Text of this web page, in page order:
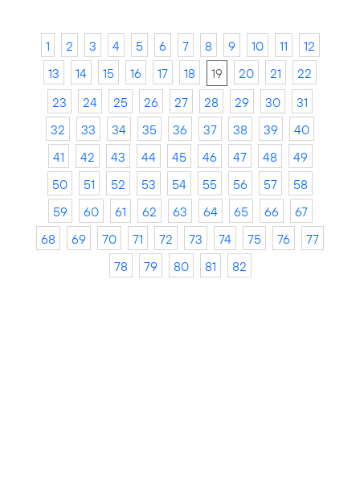
1 2 3 4 5 6 7 8 9 10 11
12
13
14 15 16 17 18 19 20 21
22
23
24 25 26 27 28 29 30
31
32
33 34 35 36 37 38 39
40
41
42 43 44 45 46 47 48
49
50
51 52 53 54 55 56 57
58
59
60 61 62 63 64 65 66
67
68
69 70 71 72 73 74 75 76
77
78
79 80 81 82